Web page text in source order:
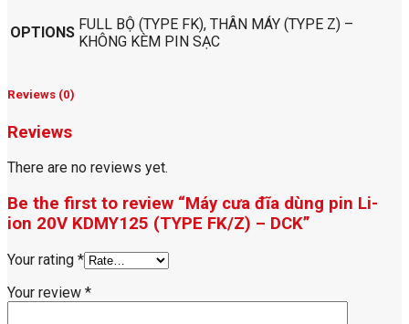
OPTIONS FULL BỘ (TYPE FK), THÂN MÁY (TYPE Z) –
KHÔNG KÈM PIN SẠC
Reviews (0)
Reviews
There are no reviews yet.
Be the first to review “Máy cưa đĩa dùng pin Li-
ion 20V KDMY125 (TYPE FK/Z) – DCK”
Your rating *
Your review *